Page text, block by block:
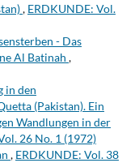
, ERDKUNDE: Vol.
- Das
Al Batinah ,
in den
(Pakistan). Ein
Wandlungen in der
26 No. 1 (1972)
, ERDKUNDE: Vol. 38